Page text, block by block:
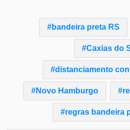
bandeira preta RS
Caxias do
distanciamento
Novo Hamburgo
regras bandeira